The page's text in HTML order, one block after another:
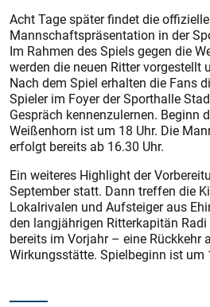
Acht Tage später findet die offizielle
Mannschaftspräsentation in der
Im Rahmen des Spiels gegen die
werden die neuen Ritter vorgestellt
Nach dem Spiel erhalten die Fans
Spieler im Foyer der Sporthalle
Gespräch kennenzulernen. Beginn
Weißenhorn ist um 18 Uhr. Die
erfolgt bereits ab 16.30 Uhr.
Ein weiteres Highlight der
September statt. Dann treffen die
Lokalrivalen und Aufsteiger aus
den langjährigen Ritterkapitän
bereits im Vorjahr – eine Rückkehr
Wirkungsstätte. Spielbeginn ist um